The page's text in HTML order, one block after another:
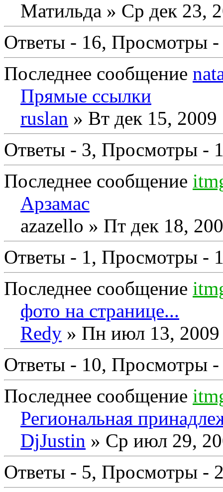
Матильда » Ср дек 23,
Ответы - 16, Просмотры -
Последнее сообщение
Прямые ссылки
ruslan » Вт дек 15,
Ответы - 3, Просмотры -
Последнее сообщение
Арзамас
azazello » Пт дек 18,
Ответы - 1, Просмотры -
Последнее сообщение
фото на странице...
Redy » Пн июл 13, 2009
Ответы - 10, Просмотры -
Последнее сообщение
Региональная
DjJustin » Ср июл 29,
Ответы - 5, Просмотры -